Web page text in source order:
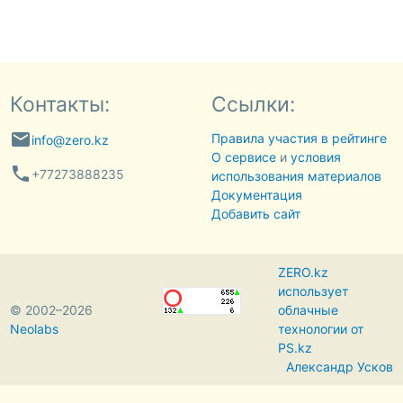
Контакты:
emailinfo@zero.kz
phone +77273888235
Ссылки:
Правила участия в рейтинге
О сервисеи условия
использования материалов
Документация
Добавить сайт
© 2002–2026
Neolabs
ZERO.kz
использует
облачные
технологии от
PS.kz
Александр Усков